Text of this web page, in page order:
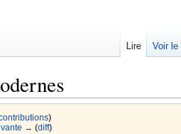
)
→ (diff)
Lire Voir